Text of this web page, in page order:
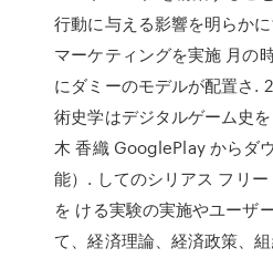
行動に与える影響を明らか
マーケティングを実施 月の
にダミーのモデルが配置さ.
術史学はデジタルゲーム史
木 香織 GooglePlay からダ
能）. してのシリアス フリ
を ける実験の実施やユーザ
て、経済理論、経済政策、